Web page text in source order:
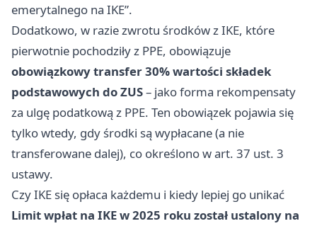
emerytalnego na IKE”.
Dodatkowo, w razie zwrotu środków z IKE, które
pierwotnie pochodziły z PPE, obowiązuje
obowiązkowy transfer 30% wartości składek
podstawowych do ZUS– jako forma rekompensaty
za ulgę podatkową z PPE. Ten obowiązek pojawia się
tylko wtedy, gdy środki są wypłacane (a nie
transferowane dalej), co określono w art. 37 ust. 3
ustawy.
Czy IKE się opłaca każdemu i kiedy lepiej go unikać
Limit wpłat na IKE w 2025 roku został ustalony na